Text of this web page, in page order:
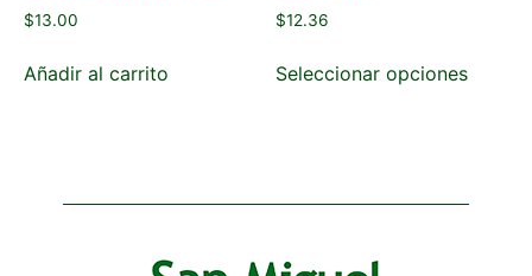
$13.00
Añadir al carrito
$12.36
Seleccionar opciones